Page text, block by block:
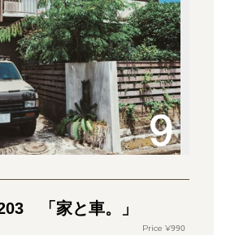
「家と車。」
990